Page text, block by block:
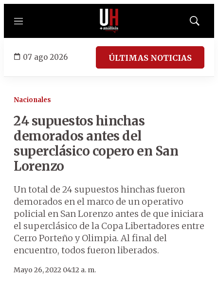
Menú
Mostrar
07 ago 2026 ÚLTIMAS NOTICIAS
Nacionales
24 supuestos hinchas
demorados antes del
superclásico copero en San
Lorenzo
Un total de 24 supuestos hinchas fueron
demorados en el marco de un operativo
policial en San Lorenzo antes de que iniciara
el superclásico de la Copa Libertadores entre
Cerro Porteño y Olimpia. Al final del
encuentro, todos fueron liberados.
Mayo 26, 2022 04:12 a. m.